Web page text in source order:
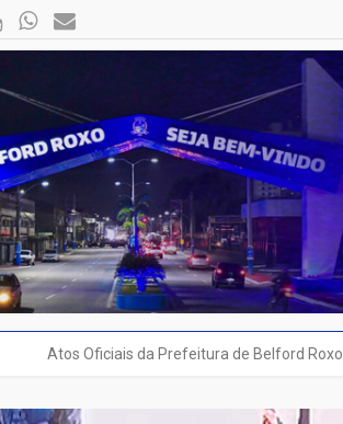
Atos Oficiais da Prefeitura de Belford Roxo